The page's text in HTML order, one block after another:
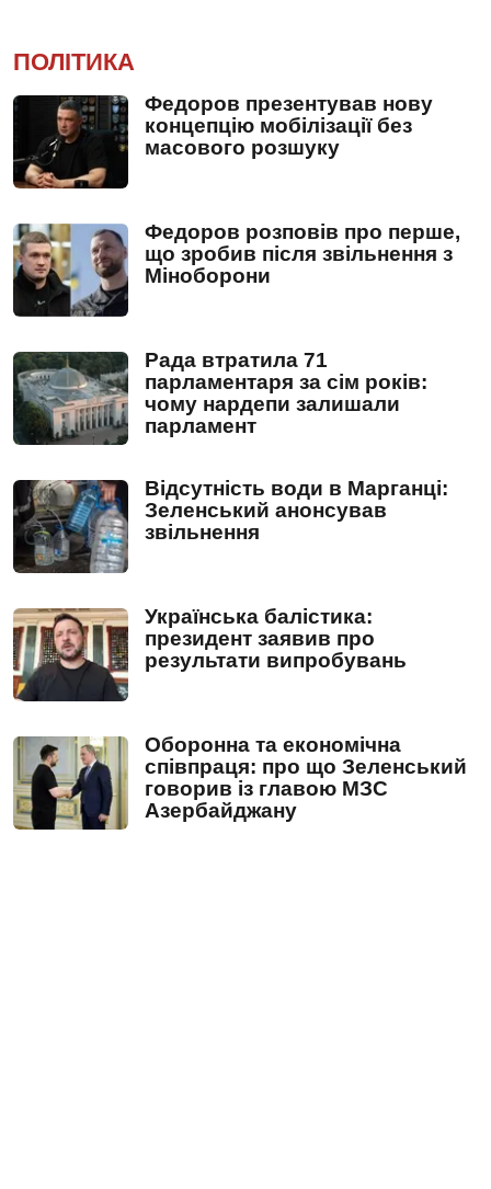
ПОЛІТИКА
Федоров презентував нову
концепцію мобілізації без
масового розшуку
Федоров розповів про перше,
що зробив після звільнення з
Міноборони
Рада втратила 71
парламентаря за сім років:
чому нардепи залишали
парламент
Відсутність води в Марганці:
Зеленський анонсував
звільнення
Українська балістика:
президент заявив про
результати випробувань
Оборонна та економічна
співпраця: про що Зеленський
говорив із главою МЗС
Азербайджану